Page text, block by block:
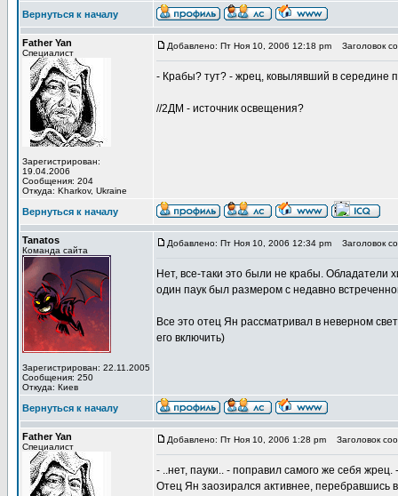
Вернуться к началу
Father Yan
Специалист
Зарегистрирован:
19.04.2006
Сообщения: 204
Откуда: Kharkov, Ukraine
Добавлено: Пт Ноя 10, 2006 12:18 pm Заголовок
- Крабы? тут? - жрец, ковылявший в середине
//2ДМ - источник освещения?
Вернуться к началу
Tanatos
Команда сайта
Зарегистрирован: 22.11.2005
Сообщения: 250
Откуда: Киев
Добавлено: Пт Ноя 10, 2006 12:34 pm Заголовок
Нет, все-таки это были не крабы. Обладатели
один паук был размером с недавно
Все это отец Ян рассматривал в неверном
его включить)
Вернуться к началу
Father Yan
Специалист
Добавлено: Пт Ноя 10, 2006 1:28 pm Заголовок
- ..нет, пауки.. - поправил самого же себя
Отец Ян заозирался активнее, перебравшись